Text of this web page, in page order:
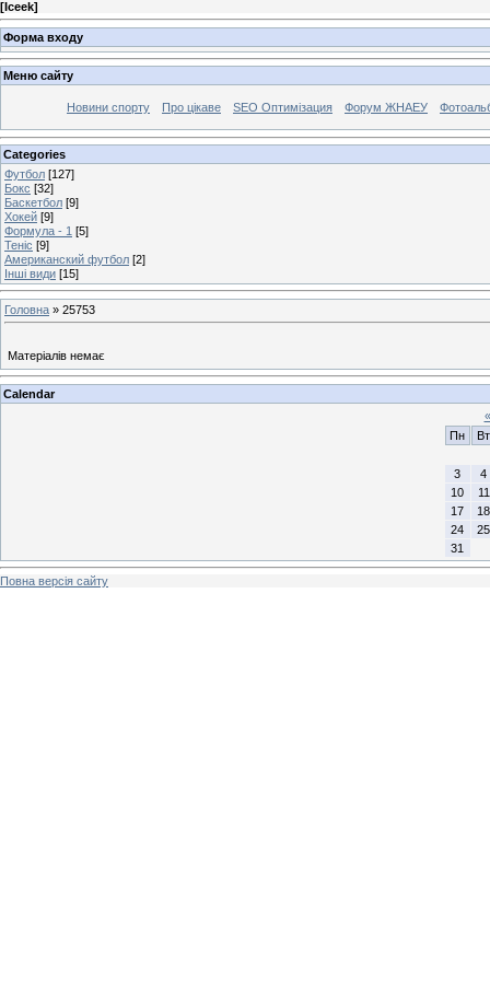
[Iceek]
Форма входу
Меню сайту
Новини спорту Про цікаве SEO Оптимізация Форум ЖНАЕУ
Categories
Футбол [127]
Бокс [32]
Баскетбол [9]
Хокей [9]
Формула - 1 [5]
Теніс [9]
Американский футбол [2]
Інші види [15]
Головна » 25753
Матеріалів немає
Calendar
«
Пн
Вт
3
4
10
11
17
18
24
25
31
Повна версія сайту